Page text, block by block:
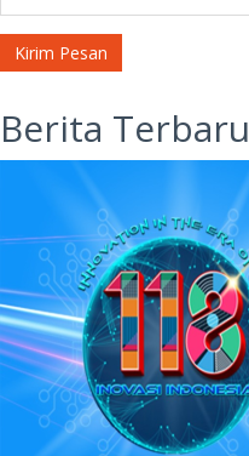
Kirim Pesan
Berita Terbaru